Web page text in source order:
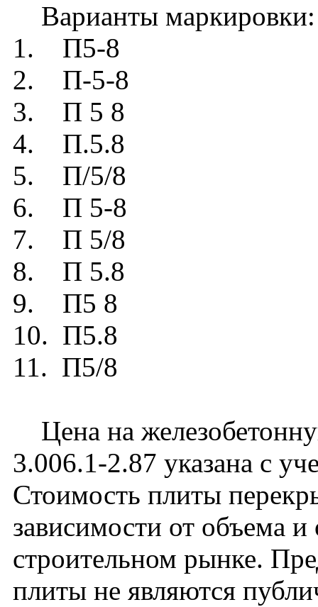
Варианты маркировки:
1. П5-8
2. П-5-8
3. П 5 8
4. П.5.8
5. П/5/8
6. П 5-8
7. П 5/8
8. П 5.8
9. П5 8
10. П5.8
11. П5/8
Цена на
3.006.1-2.87 указана с
Стоимость плиты
зависимости от объема
строительном рынке.
плиты не являются